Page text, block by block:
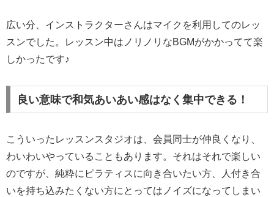
広い分、インストラクターさんはマイクを利用してのレッ
スンでした。レッスン中はノリノリなBGMがかかってて楽
しかったです♪
良い意味で和気あいあい感はなく集中できる！
こういったレッスンスタジオは、会員同士が仲良くなり、
わいわいやっていることもあります。それはそれで楽しい
のですが、純粋にピラティスに向き合いたい方、人付き合
いを持ち込みたくない方にとってはノイズになってしまい